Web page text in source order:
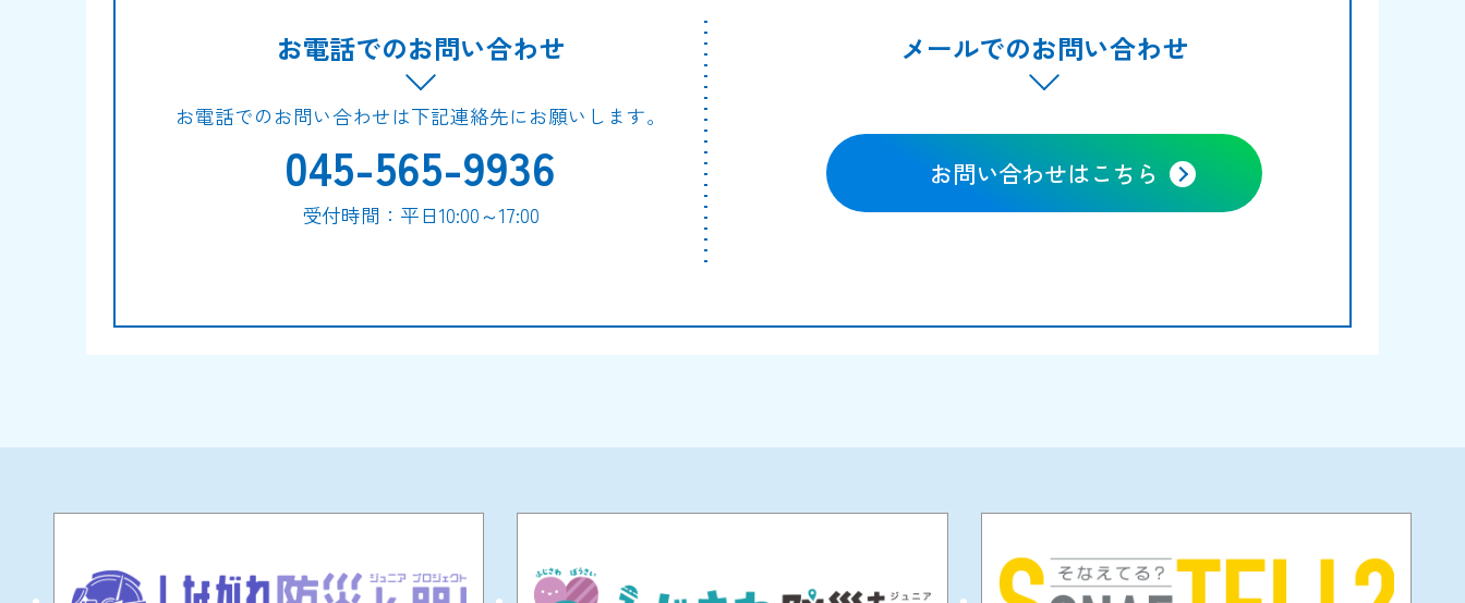
お電話でのお問い合わせ
お電話でのお問い合わせは下記連絡先にお願いします。
045-565-9936
受付時間：平日10:00～17:00
メールでのお問い合わせ
お問い合わせはこちら